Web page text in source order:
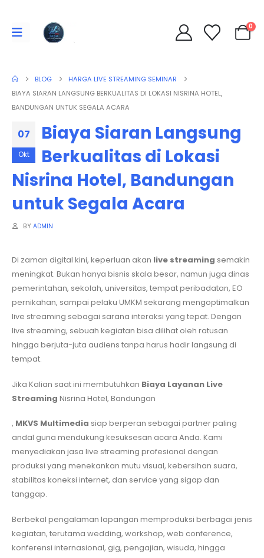
0
BLOG
HARGA LIVE STREAMING SEMINAR
BIAYA SIARAN LANGSUNG BERKUALITAS DI LOKASI NISRINA HOTEL,
BANDUNGAN UNTUK SEGALA ACARA
07
Okt
Biaya Siaran Langsung
Berkualitas di Lokasi
Nisrina Hotel, Bandungan
untuk Segala Acara
BY ADMIN
Di zaman digital kini, keperluan akan live streaming semakin
meningkat. Bukan hanya bisnis skala besar, namun juga dinas
pemerintahan, sekolah, universitas, tempat peribadatan, EO
pernikahan, sampai pelaku UMKM sekarang mengoptimalkan
live streaming sebagai sarana interaksi yang tepat. Dengan
live streaming, sebuah kegiatan bisa dilihat oleh ratusan
hingga berjuta-juta audiens tanpa harus hadir langsung di
tempat.
Jika Kalian saat ini membutuhkan Biaya Layanan Live
Streaming Nisrina Hotel, Bandungan
, MKVS Multimedia siap berperan sebagai partner paling
andal guna mendukung kesuksesan acara Anda. Kami
menyediakan jasa live streaming profesional dengan
produksi yang menekankan mutu visual, kebersihan suara,
stabilitas koneksi internet, dan service yang sigap dan
tanggap.
Berbekal pengalaman lapangan memproduksi berbagai jenis
kegiatan, terutama wedding, workshop, web conference,
konferensi internasional, gig, pengajian, wisuda, hingga